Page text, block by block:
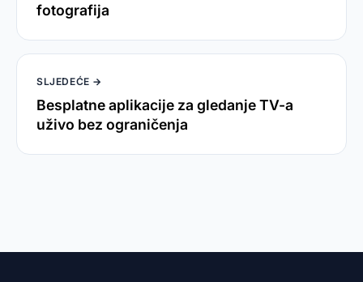
fotografija
SLJEDEĆE →
Besplatne aplikacije za gledanje TV-a
uživo bez ograničenja